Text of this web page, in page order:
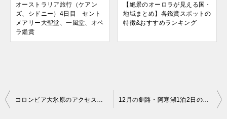
オーストラリア旅行（ケアン
ズ、シドニー）4日目 セント
メアリー大聖堂、一風堂、オペ
ラ鑑賞
【絶景のオーロラが見える国・
地域まとめ】各鑑賞スポットの
特徴&おすすめランキング
投